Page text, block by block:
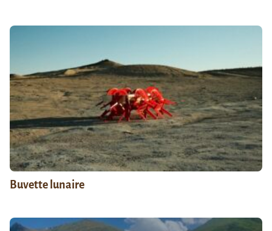
Buvette lunaire